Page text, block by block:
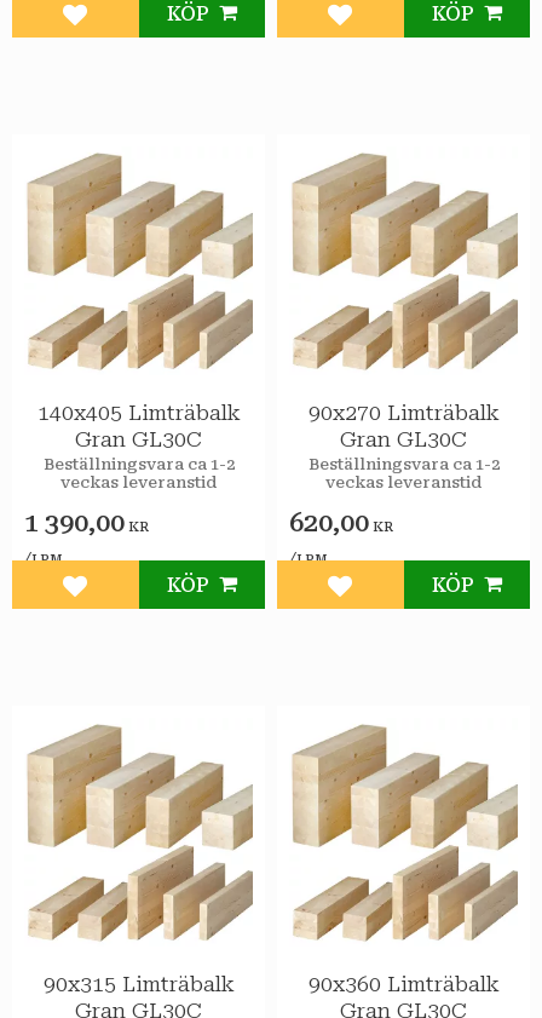
Lägg till i favoriter
KÖP
Lägg till i favoriter
KÖP
140x405 Limträbalk
Gran GL30C
Beställningsvara ca 1-2
veckas leveranstid
1 390,00 KR
/LPM
Lägg till i favoriter
KÖP
90x270 Limträbalk
Gran GL30C
Beställningsvara ca 1-2
veckas leveranstid
620,00 KR
/LPM
Lägg till i favoriter
KÖP
90x315 Limträbalk
Gran GL30C
90x360 Limträbalk
Gran GL30C